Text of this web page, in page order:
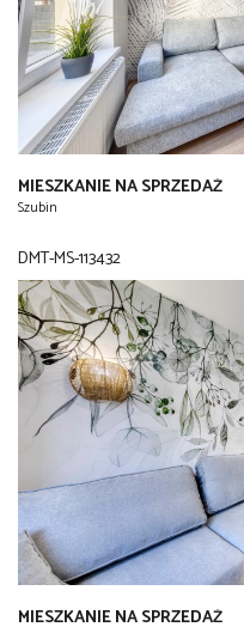
MIESZKANIE NA SPRZEDAŻ
Szubin
DMT-MS-113432
MIESZKANIE NA SPRZEDAŻ